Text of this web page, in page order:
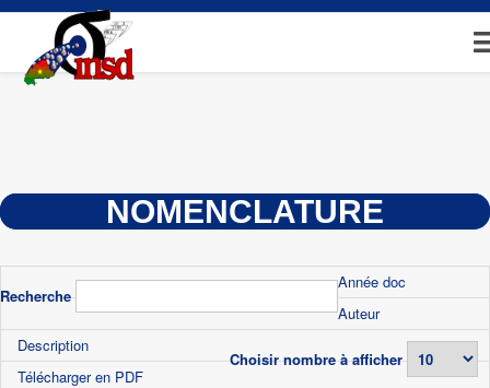
Aller
contenu
principal
NOMENCLATURE
Recherche
Choisir nombre à afficher
Année doc
Auteur
Description
Télécharger en PDF